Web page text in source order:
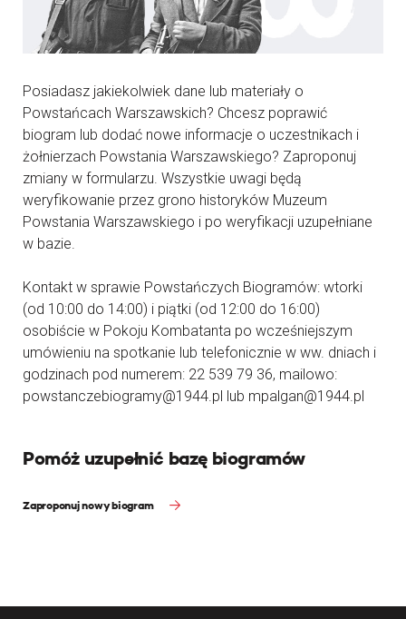
Posiadasz jakiekolwiek dane lub materiały o
Powstańcach Warszawskich? Chcesz poprawić
biogram lub dodać nowe informacje o uczestnikach i
żołnierzach Powstania Warszawskiego? Zaproponuj
zmiany w formularzu. Wszystkie uwagi będą
weryfikowanie przez grono historyków Muzeum
Powstania Warszawskiego i po weryfikacji uzupełniane
w bazie.
Kontakt w sprawie Powstańczych Biogramów: wtorki
(od 10:00 do 14:00) i piątki (od 12:00 do 16:00)
osobiście w Pokoju Kombatanta po wcześniejszym
umówieniu na spotkanie lub telefonicznie w ww. dniach i
godzinach pod numerem: 22 539 79 36, mailowo:
powstanczebiogramy@1944.pl lub mpalgan@1944.pl
Pomóż uzupełnić bazę biogramów
Zaproponuj nowy biogram